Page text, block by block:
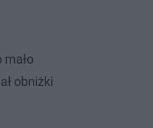
obniżki